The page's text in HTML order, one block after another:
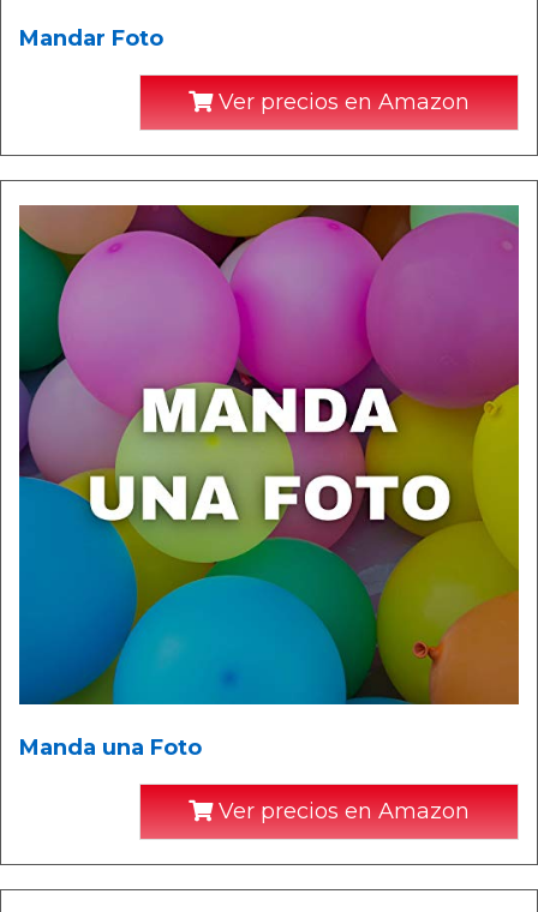
Mandar Foto
Ver precios en Amazon
Manda una Foto
Ver precios en Amazon